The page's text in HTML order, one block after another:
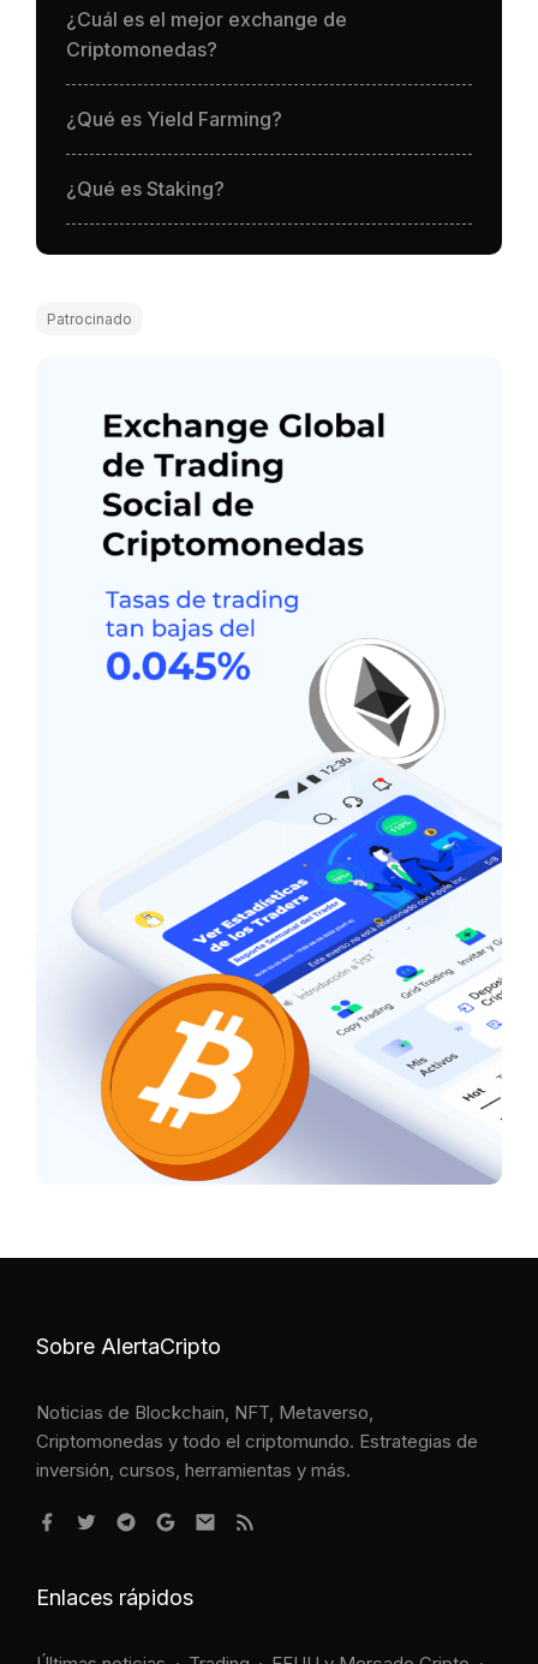
¿Cuál es el mejor exchange de
Criptomonedas?
¿Qué es Yield Farming?
¿Qué es Staking?
Patrocinado
Sobre AlertaCripto
Noticias de Blockchain, NFT, Metaverso,
Criptomonedas y todo el criptomundo. Estrategias de
inversión, cursos, herramientas y más.
Enlaces rápidos